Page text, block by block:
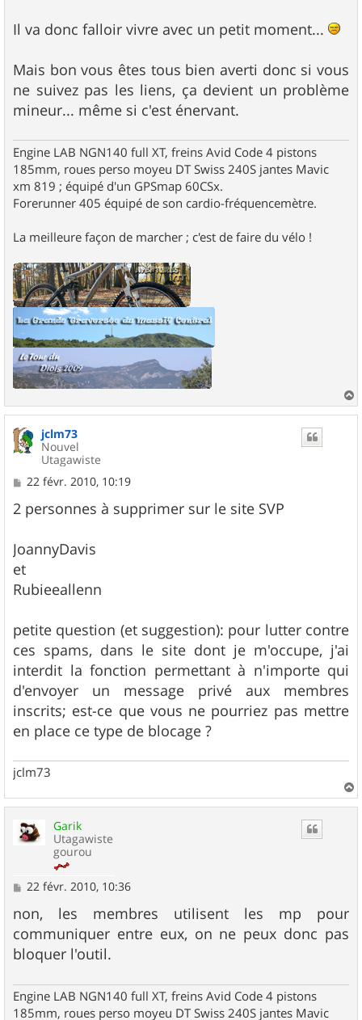
Il va donc falloir vivre avec un petit moment...
Mais bon vous êtes tous bien averti donc si vous
ne suivez pas les liens, ça devient un problème
mineur... même si c'est énervant.
Engine LAB NGN140 full XT, freins Avid Code 4 pistons
185mm, roues perso moyeu DT Swiss 240S jantes Mavic
xm 819 ; équipé d'un GPSmap 60CSx.
Forerunner 405 équipé de son cardio-fréquencemètre.
La meilleure façon de marcher ; c'est de faire du vélo !
a
u
jclm73
Nouvel
Utagawiste
M
s
s
g
e
22 févr. 2010, 10:19
2 personnes à supprimer sur le site SVP
JoannyDavis
et
Rubieeallenn
petite question (et suggestion): pour lutter contre
ces spams, dans le site dont je m'occupe, j'ai
interdit la fonction permettant à n'importe qui
d'envoyer un message privé aux membres
inscrits; est-ce que vous ne pourriez pas mettre
en place ce type de blocage ?
jclm73
a
Garik
Utagawiste
gourou
M
s
s
a
g
e
22 févr. 2010, 10:36
non, les membres utilisent les mp pour
communiquer entre eux, on ne peux donc pas
bloquer l'outil.
Engine LAB NGN140 full XT, freins Avid Code 4 pistons
185mm, roues perso moyeu DT Swiss 240S jantes Mavic